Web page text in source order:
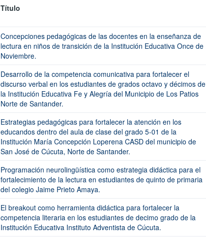
Título
Concepciones pedagógicas de las docentes en la enseñanza de
lectura en niños de transición de la Institución Educativa Once de
Noviembre.
Desarrollo de la competencia comunicativa para fortalecer el
discurso verbal en los estudiantes de grados octavo y décimos de
la Institución Educativa Fe y Alegría del Municipio de Los Patios
Norte de Santander.
Estrategias pedagógicas para fortalecer la atención en los
educandos dentro del aula de clase del grado 5-01 de la
Institución María Concepción Loperena CASD del municipio de
San José de Cúcuta, Norte de Santander.
Programación neurolingüística como estrategia didáctica para el
fortalecimiento de la lectura en estudiantes de quinto de primaria
del colegio Jaime Prieto Amaya.
El breakout como herramienta didáctica para fortalecer la
competencia literaria en los estudiantes de decimo grado de la
Institución Educativa Instituto Adventista de Cúcuta.